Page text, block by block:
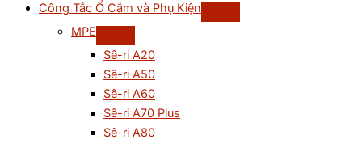
Công Tắc Ổ Cắm và Phụ Kiện
MPE
Sê-ri A20
Sê-ri A50
Sê-ri A60
Sê-ri A70 Plus
Sê-ri A80